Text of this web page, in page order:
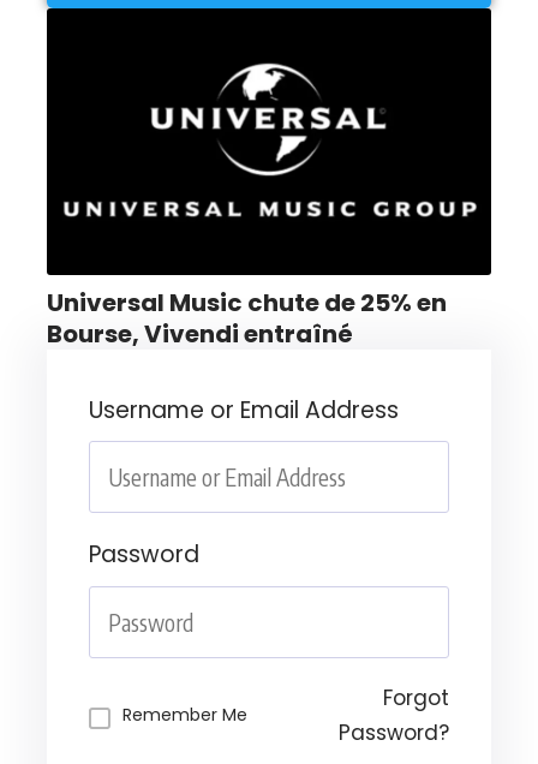
Universal Music chute de 25% en
Bourse, Vivendi entraîné
Username or Email Address
Password
Remember Me
Forgot
Password?